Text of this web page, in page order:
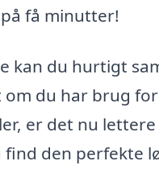
få minutter!
kan du hurtigt
du har brug
er det nu
find den perfekte